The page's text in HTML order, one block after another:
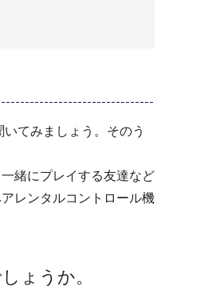
てみましょう。そのう
緒にプレイする友達など
レンタルコントロール機
ょうか。